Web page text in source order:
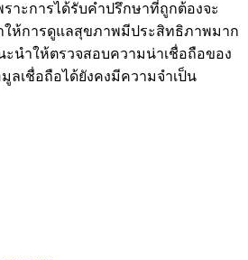
าะการได้รับคำปรึกษาที่ถูกต้องจะ
ให้การดูแลสุขภาพมีประสิทธิภาพมาก
นำให้ตรวจสอบความน่าเชื่อถือของ
เชื่อถือได้ยังคงมีความจำเป็น